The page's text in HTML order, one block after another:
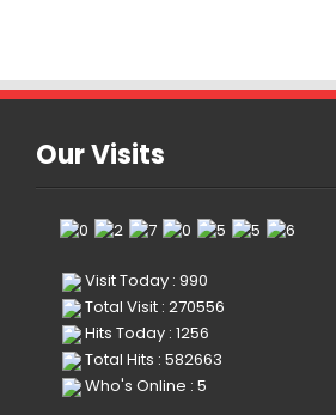
Our Visits
Visit Today : 990
Total Visit : 270556
Hits Today : 1256
Total Hits : 582663
Who's Online : 5